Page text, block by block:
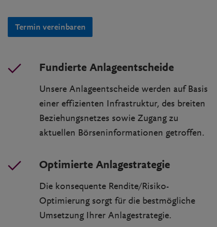
Termin vereinbaren
Fundierte Anlageentscheide
Unsere Anlageentscheide werden auf Basis
einer effizienten Infrastruktur, des breiten
Beziehungsnetzes sowie Zugang zu
aktuellen Börseninformationen getroffen.
Optimierte Anlagestrategie
Die konsequente Rendite/Risiko-
Optimierung sorgt für die bestmögliche
Umsetzung Ihrer Anlagestrategie.